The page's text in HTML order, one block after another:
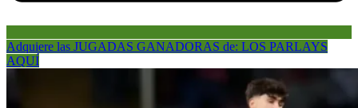
Adquiere las JUGADAS GANADORAS de: LOS PARLAYS
AQUÍ